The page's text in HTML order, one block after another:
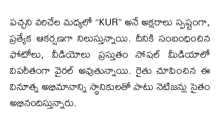
పచ్చని వరిచేల మధ్యలో “KUR” అనే అక్షరాలు స్పష్టంగా,
ప్రత్యేక ఆకర్షణగా నిలుస్తున్నాయి. దీనికి సంబంధించిన
ఫోటోలు, వీడియోలు ప్రస్తుతం సోషల్ మీడియాలో
విపరీతంగా వైరల్ అవుతున్నాయి. రైతు చూపించిన ఈ
వినూత్న అభిమానాన్ని స్థానికులతో పాటు నెటిజన్లు సైతం
అభినందిస్తున్నారు.